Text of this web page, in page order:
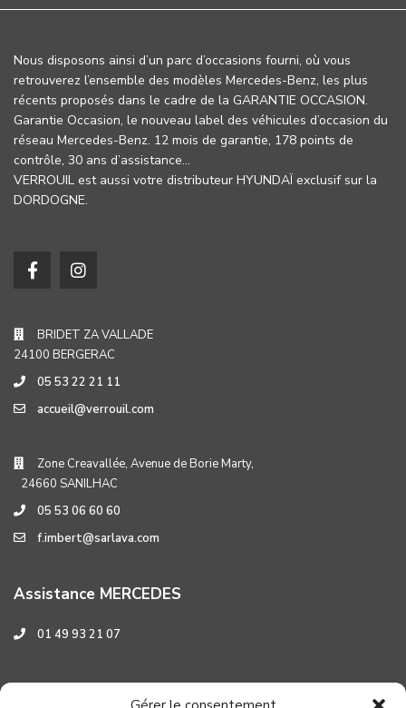
Nous disposons ainsi d’un parc d’occasions fourni, où vous
retrouverez l’ensemble des modèles Mercedes-Benz, les plus
récents proposés dans le cadre de la GARANTIE OCCASION.
Garantie Occasion, le nouveau label des véhicules d’occasion du
réseau Mercedes-Benz. 12 mois de garantie, 178 points de
contrôle, 30 ans d’assistance…
VERROUIL est aussi votre distributeur HYUNDAÏ exclusif sur la
DORDOGNE.
BRIDET ZA VALLADE
24100 BERGERAC
05 53 22 21 11
accueil@verrouil.com
Zone Creavallée, Avenue de Borie Marty,
24660 SANILHAC
05 53 06 60 60
f.imbert@sarlava.com
Assistance MERCEDES
01 49 93 21 07
Assistance HYUNDAI